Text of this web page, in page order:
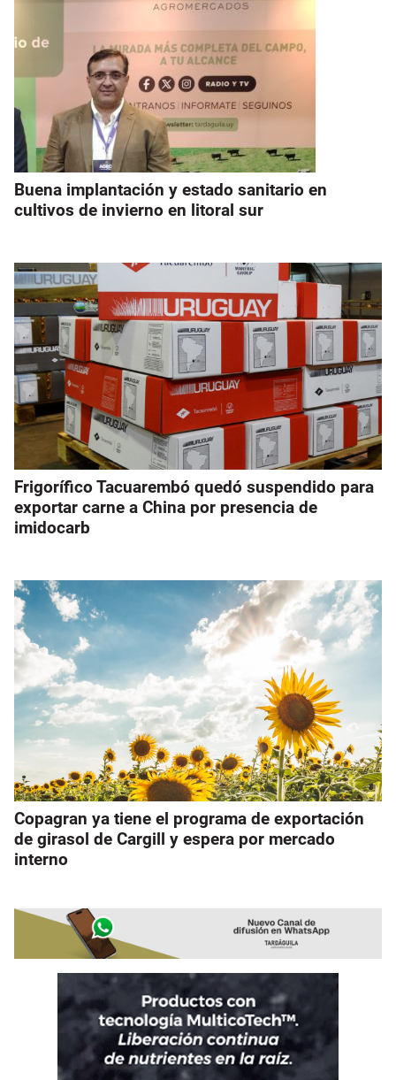
Buena implantación y estado sanitario en
cultivos de invierno en litoral sur
Frigorífico Tacuarembó quedó suspendido para
exportar carne a China por presencia de
imidocarb
Copagran ya tiene el programa de exportación
de girasol de Cargill y espera por mercado
interno